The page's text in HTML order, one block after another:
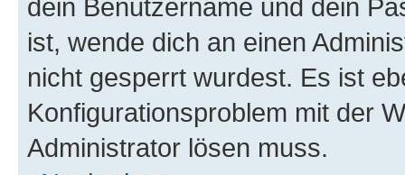
dein Benutzername und dein
ist, wende dich an einen
nicht gesperrt wurdest. Es ist
Konfigurationsproblem mit der
Administrator lösen muss.